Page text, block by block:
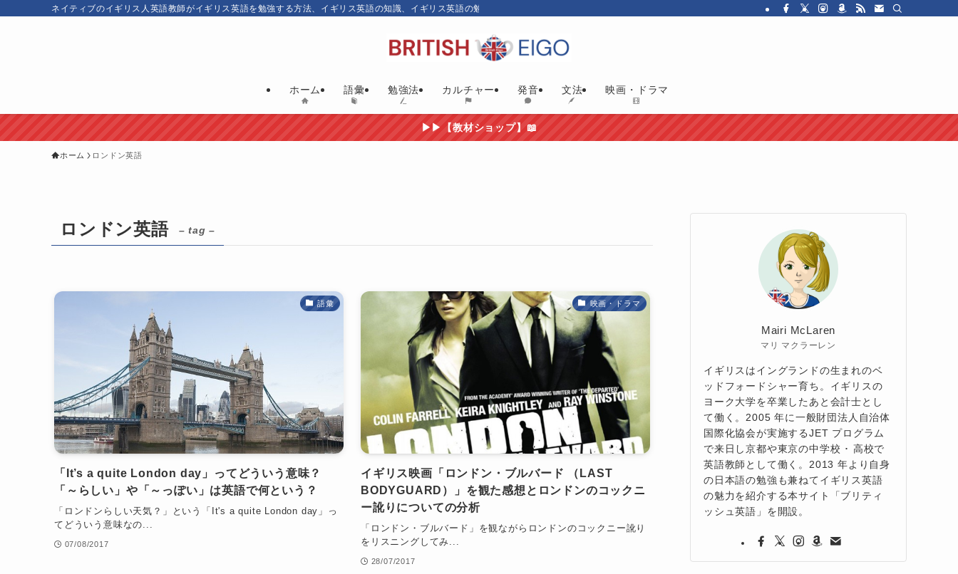
ネイティブのイギリス人英語教師がイギリス英語を勉強する方法、イギリス英語の知識、イギリス英語の勉強にお勧めの英語教材やイギリス映画・ドラマを紹介しています。イギリス人の性格や国民性、イギリスのカルチャ
ホーム 語彙 勉強法 カルチャー 発音 文法 映画・ドラマ
▶▶【教材ショップ】📖
ホーム ロンドン英語
ロンドン英語 – tag –
語彙
「It’s a quite London day」ってどういう意味？
「～らしい」や「～っぽい」は英語で何という？
「ロンドンらしい天気？」という「It's a quite London day」っ
てどういう意味なの...
07/08/2017
映画・ドラマ
イギリス映画「ロンドン・ブルバード （LAST
BODYGUARD）」を観た感想とロンドンのコックニ
ー訛りについての分析
「ロンドン・ブルバード」を観ながらロンドンのコックニー訛り
をリスニングしてみ...
28/07/2017
Mairi McLaren
マリ マクラーレン
イギリスはイングランドの生まれのベ
ッドフォードシャー育ち。イギリスの
ヨーク大学を卒業したあと会計士とし
て働く。2005 年に一般財団法人自治体
国際化協会が実施するJET プログラム
で来日し京都や東京の中学校 ･ 高校で
英語教師として働く。2013 年より自身
の日本語の勉強も兼ねてイギリス英語
の魅力を紹介する本サイト「ブリティ
ッシュ英語」を開設。